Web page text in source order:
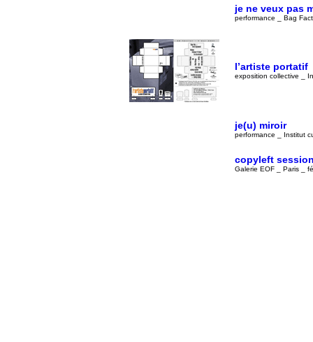
je ne veux pas
performance _ Bag
l’artiste portatif
exposition collective _
je(u) miroir
performance _ Institut
copyleft
Galerie EOF _ Paris _